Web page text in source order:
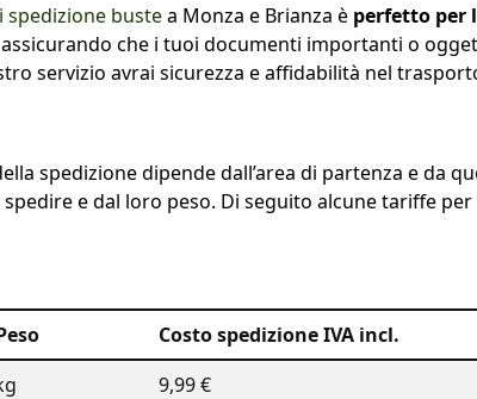
spedizione bustea Monza e Brianza è perfetto per
che i tuoi documenti importanti o
servizio avrai sicurezza e affidabilità nel
spedizione dipende dall’area di partenza e da
e dal loro peso. Di seguito alcune tariffe
Costo spedizione IVA incl.
9,99 €